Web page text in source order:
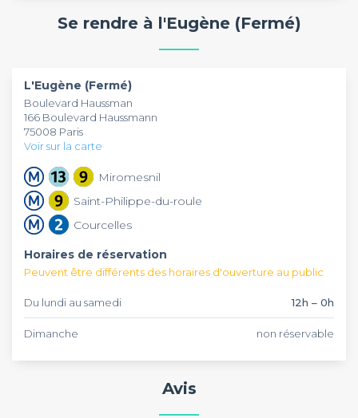
Se rendre à l'Eugène (Fermé)
L'Eugène (Fermé)
Boulevard Haussman
166 Boulevard Haussmann
75008 Paris
Voir sur la carte
Miromesnil
Saint-Philippe-du-roule
Courcelles
Horaires de réservation
Peuvent être différents des horaires d'ouverture au public
Du lundi au samedi 12h – 0h
Dimanche non réservable
Avis